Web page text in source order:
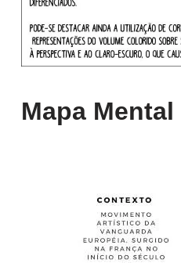
Mapa